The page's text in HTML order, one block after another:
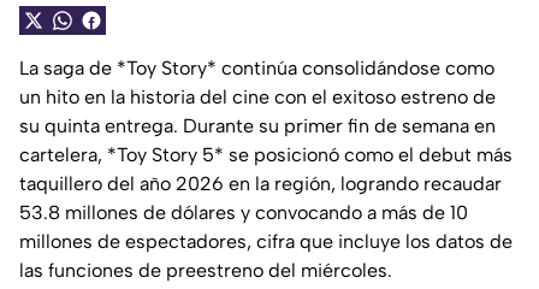
La saga de *Toy Story* continúa consolidándose como
un hito en la historia del cine con el exitoso estreno de
su quinta entrega. Durante su primer fin de semana en
cartelera, *Toy Story 5* se posicionó como el debut más
taquillero del año 2026 en la región, logrando recaudar
53.8 millones de dólares y convocando a más de 10
millones de espectadores, cifra que incluye los datos de
las funciones de preestreno del miércoles.